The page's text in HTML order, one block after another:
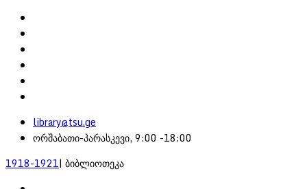
library@tsu.ge
ორშაბათი-პარასკევი, 9:00 -18:00
1918-1921| ბიბლიოთეკა